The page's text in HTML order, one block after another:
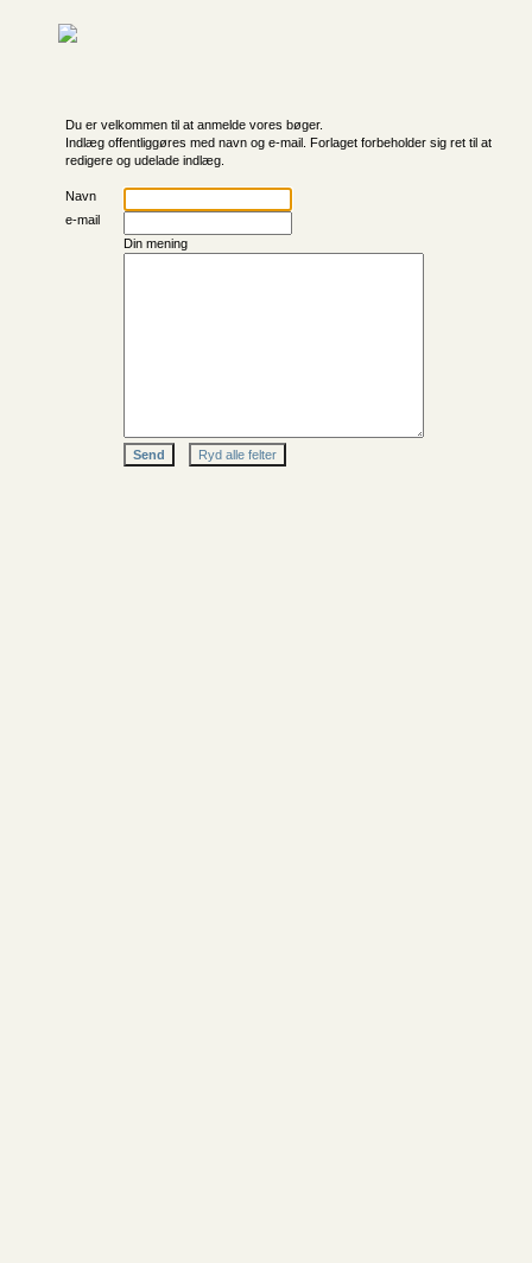
Du er velkommen til at anmelde vores bøger.
Indlæg offentliggøres med navn og e-mail. Forlaget forbeholder sig ret til at
redigere og udelade indlæg.
Navn
e-mail
Din mening